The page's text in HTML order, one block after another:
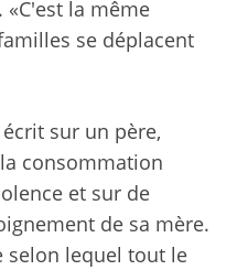
la même
se déplacent
sur un père,
consommation
et sur de
de sa mère.
selon lequel tout le